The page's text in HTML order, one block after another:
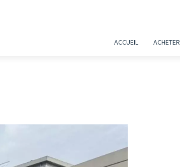
ACCUEIL ACHETER